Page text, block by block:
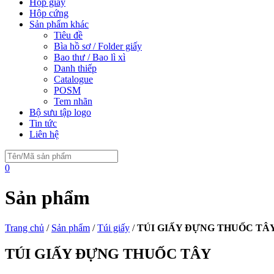
Hộp giấy
Hộp cứng
Sản phẩm khác
Tiêu đề
Bìa hồ sơ / Folder giấy
Bao thư / Bao lì xì
Danh thiếp
Catalogue
POSM
Tem nhãn
Bộ sưu tập logo
Tin tức
Liên hệ
0
Sản phẩm
Trang chủ / Sản phẩm /Túi giấy /TÚI GIẤY ĐỰNG THUỐC
TÚI GIẤY ĐỰNG THUỐC TÂY